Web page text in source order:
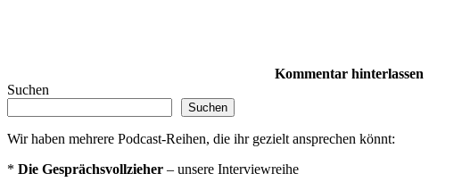
Kommentar hinterlassen
Suchen
Suchen
Wir haben mehrere Podcast-Reihen, die ihr gezielt ansprechen könnt:
* Die Gesprächsvollzieher – unsere Interviewreihe